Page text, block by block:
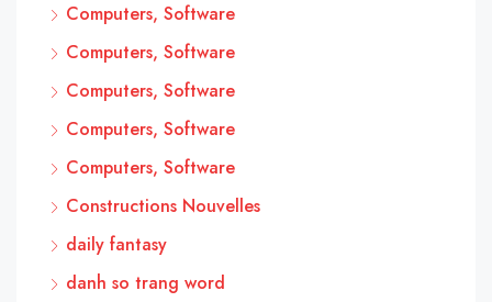
Computers, Software
Computers, Software
Computers, Software
Computers, Software
Computers, Software
Constructions Nouvelles
daily fantasy
danh so trang word